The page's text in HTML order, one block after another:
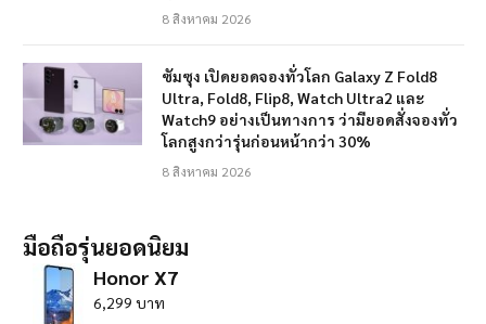
8 สิงหาคม 2026
ซัมซุง เปิดยอดจองทั่วโลก Galaxy Z Fold8
Ultra, Fold8, Flip8, Watch Ultra2 และ
Watch9 อย่างเป็นทางการ ว่ามียอดสั่งจองทั่ว
โลกสูงกว่ารุ่นก่อนหน้ากว่า 30%
8 สิงหาคม 2026
มือถือรุ่นยอดนิยม
Honor X7
6,299 บาท